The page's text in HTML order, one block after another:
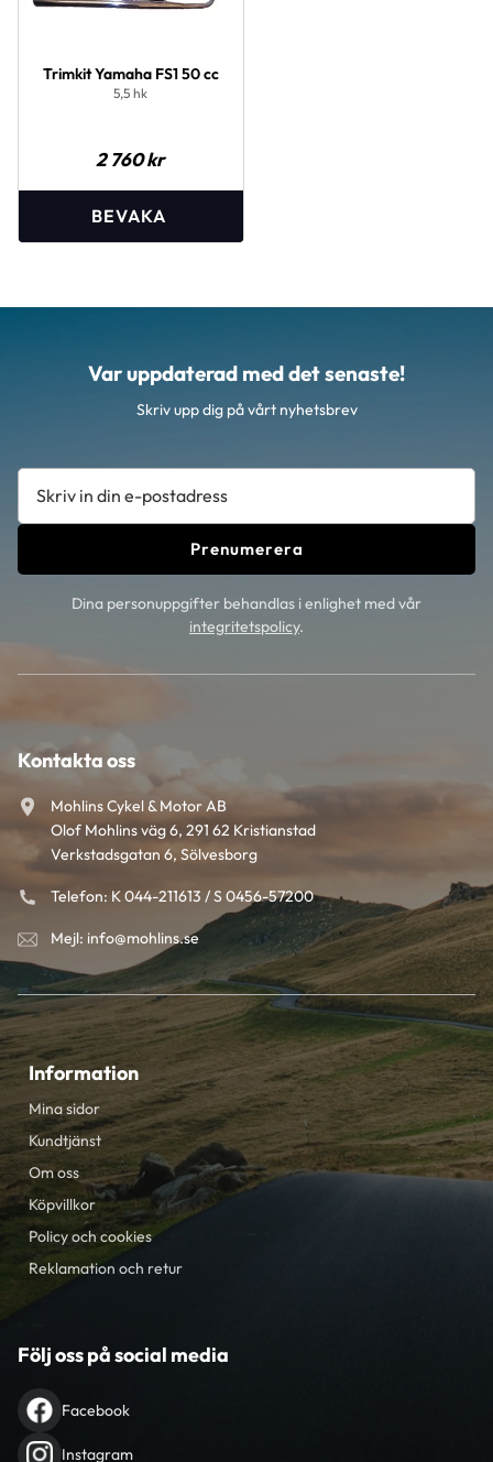
Trimkit Yamaha FS1 50 cc
5,5 hk
2 760kr
Var uppdaterad med det senaste!
Skriv upp dig på vårt nyhetsbrev
Prenumerera
Dina personuppgifter behandlas i enlighet med vår
integritetspolicy.
Kontakta oss
Mohlins Cykel & Motor AB
Olof Mohlins väg 6, 291 62 Kristianstad
Verkstadsgatan 6, Sölvesborg
Telefon: K 044-211613 / S 0456-57200
Mejl: info@mohlins.se
Information
Mina sidor
Kundtjänst
Om oss
Köpvillkor
Policy och cookies
Reklamation och retur
Följ oss på social media
Facebook
Instagram